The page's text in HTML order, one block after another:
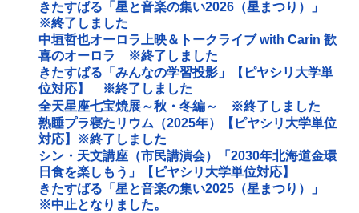
きたすばる「星と音楽の集い2026（星まつり）」
※終了しました
中垣哲也オーロラ上映＆トークライブ with Carin 歓
喜のオーロラ ※終了しました
きたすばる「みんなの学習投影」【ピヤシリ大学単
位対応】 ※終了しました
全天星座七宝焼展～秋・冬編～ ※終了しました
熟睡プラ寝たリウム（2025年）【ピヤシリ大学単位
対応】※終了しました
シン・天文講座（市民講演会）「2030年北海道金環
日食を楽しもう」【ピヤシリ大学単位対応】
きたすばる「星と音楽の集い2025（星まつり）」
※中止となりました。